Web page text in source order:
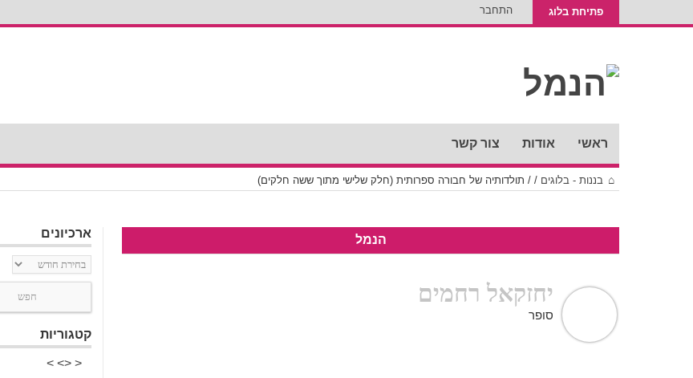
פתיחת בלוג התחבר
ראשי אודות צור קשר
בננות - בלוגים /
/ תולדותיה של חבורה ספרותית (חלק שלישי מתוך ששה חלקים)
הנמל
יחזקאל רחמים
סופר
ארכיונים
ארכיונים
קטגוריות
< <> >